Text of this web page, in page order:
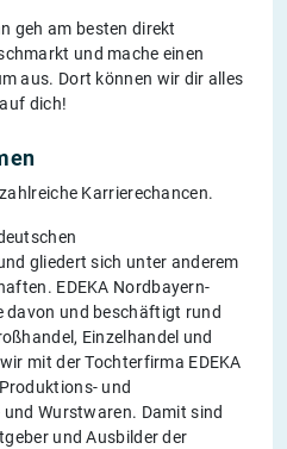
geh am besten direkt
und mache einen
aus. Dort können wir dir alles
dich!
Karrierechancen.
gliedert sich unter anderem
EDEKA Nordbayern-
davon und beschäftigt rund
Einzelhandel und
mit der Tochterfirma EDEKA
und
Wurstwaren. Damit sind
und Ausbilder der